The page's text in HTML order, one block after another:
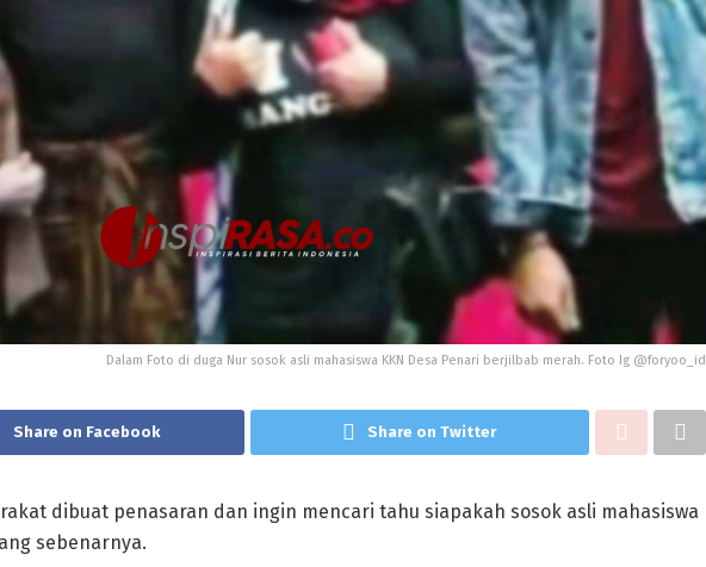
Dalam Foto di duga Nur sosok asli mahasiswa KKN Desa Penari berjilbab merah. Foto Ig @foryoo_id
Share on Facebook Share on Twitter
dibuat penasaran dan ingin mencari tahu siapakah sosok asli mahasiswa
sebenarnya.